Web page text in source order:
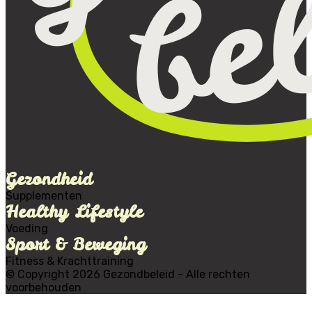
Gezondheid
Supplementen
Healthy Lifestyle
Voeding
Sport & Beweging
Fitness & Krachttraining
© Copyright 2026 Gezondbeleid - Alle rechten
voorbehouden